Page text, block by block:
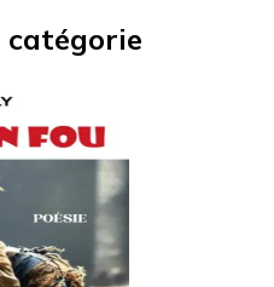
catégorie